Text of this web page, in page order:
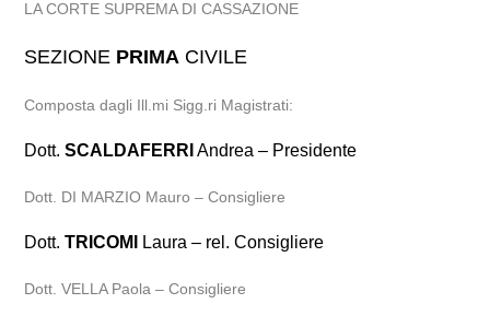
LA CORTE SUPREMA DI CASSAZIONE
SEZIONE PRIMA CIVILE
Composta dagli Ill.mi Sigg.ri Magistrati:
Dott.SCALDAFERRI Andrea – Presidente
Dott. DI MARZIO Mauro – Consigliere
Dott.TRICOMI Laura – rel. Consigliere
Dott. VELLA Paola – Consigliere